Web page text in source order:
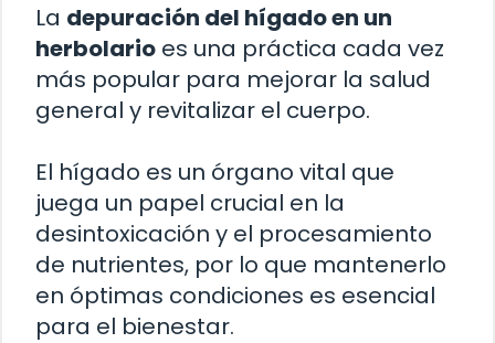
La depuración del hígado en un
herbolario es una práctica cada vez
más popular para mejorar la salud
general y revitalizar el cuerpo.
El hígado es un órgano vital que
juega un papel crucial en la
desintoxicación y el procesamiento
de nutrientes, por lo que mantenerlo
en óptimas condiciones es esencial
para el bienestar.